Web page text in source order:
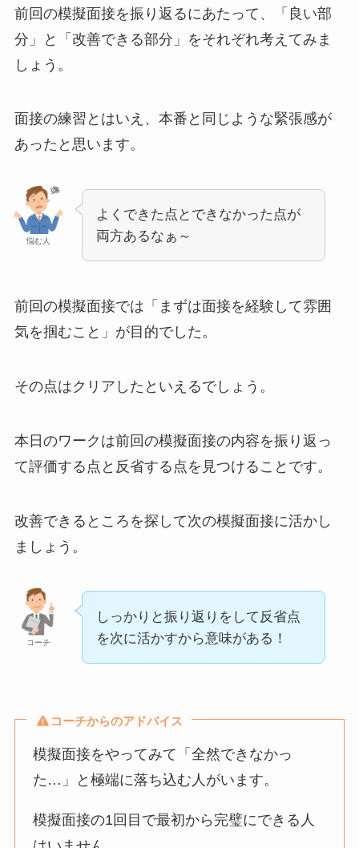
前回の模擬面接を振り返るにあたって、「良い部
分」と「改善できる部分」をそれぞれ考えてみま
しょう。
面接の練習とはいえ、本番と同じような緊張感が
あったと思います。
悩む人
よくできた点とできなかった点が
両方あるなぁ～
前回の模擬面接では「まずは面接を経験して雰囲
気を掴むこと」が目的でした。
その点はクリアしたといえるでしょう。
本日のワークは前回の模擬面接の内容を振り返っ
て評価する点と反省する点を見つけることです。
改善できるところを探して次の模擬面接に活かし
ましょう。
コーチ
しっかりと振り返りをして反省点
を次に活かすから意味がある！
コーチからのアドバイス
模擬面接をやってみて「全然できなかっ
た…」と極端に落ち込む人がいます。
模擬面接の1回目で最初から完璧にできる人